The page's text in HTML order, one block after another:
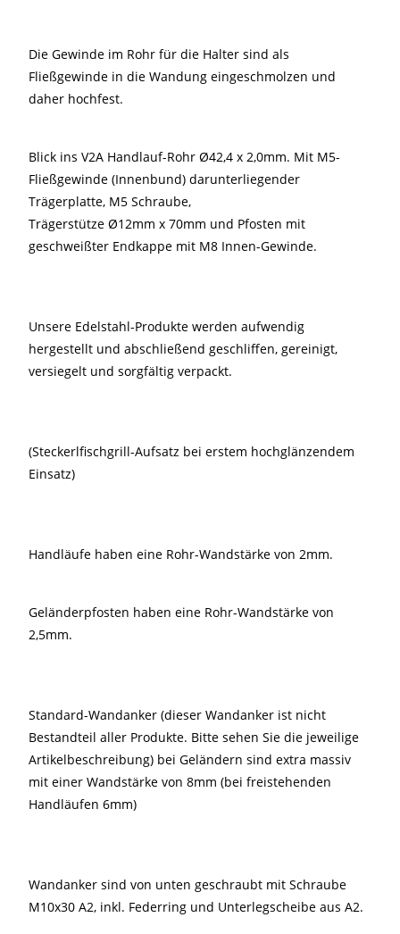
Die Gewinde im Rohr für die Halter sind als
Fließgewinde in die Wandung eingeschmolzen und
daher hochfest.
Blick ins V2A Handlauf-Rohr Ø42,4 x 2,0mm. Mit M5-
Fließgewinde (Innenbund) darunterliegender
Trägerplatte, M5 Schraube,
Trägerstütze Ø12mm x 70mm und Pfosten mit
geschweißter Endkappe mit M8 Innen-Gewinde.
Unsere Edelstahl-Produkte werden aufwendig
hergestellt und abschließend geschliffen, gereinigt,
versiegelt und sorgfältig verpackt.
(Steckerlfischgrill-Aufsatz bei erstem hochglänzendem
Einsatz)
Handläufe haben eine Rohr-Wandstärke von 2mm.
Geländerpfosten haben eine Rohr-Wandstärke von
2,5mm.
Standard-Wandanker (dieser Wandanker ist nicht
Bestandteil aller Produkte. Bitte sehen Sie die jeweilige
Artikelbeschreibung) bei Geländern sind extra massiv
mit einer Wandstärke von 8mm (bei freistehenden
Handläufen 6mm)
Wandanker sind von unten geschraubt mit Schraube
M10x30 A2, inkl. Federring und Unterlegscheibe aus A2.